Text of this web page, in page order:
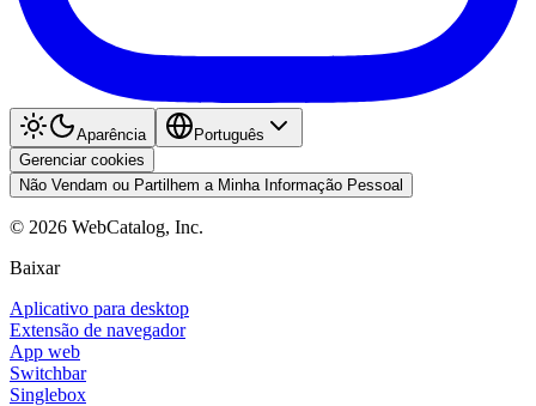
Aparência
Português
Gerenciar cookies
Não Vendam ou Partilhem a Minha Informação Pessoal
© 2026 WebCatalog, Inc.
Baixar
Aplicativo para desktop
Extensão de navegador
App web
Switchbar
Singlebox